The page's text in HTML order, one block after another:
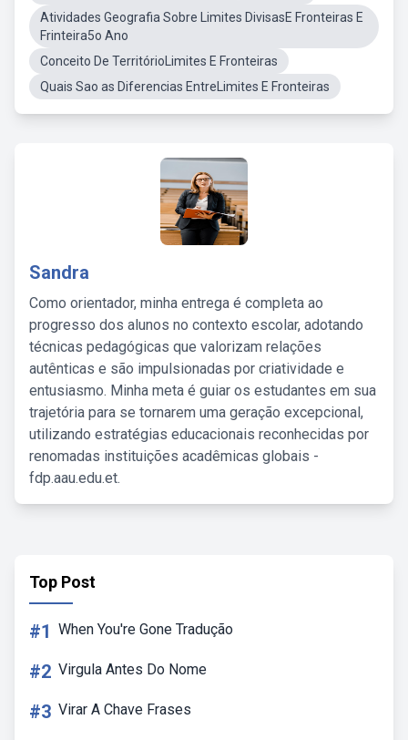
Atividades Geografia Sobre Limites DivisasE Fronteiras E
Frinteira5o Ano
Conceito De TerritórioLimites E Fronteiras
Quais Sao as Diferencias EntreLimites E Fronteiras
Sandra
Como orientador, minha entrega é completa ao
progresso dos alunos no contexto escolar, adotando
técnicas pedagógicas que valorizam relações
autênticas e são impulsionadas por criatividade e
entusiasmo. Minha meta é guiar os estudantes em sua
trajetória para se tornarem uma geração excepcional,
utilizando estratégias educacionais reconhecidas por
renomadas instituições acadêmicas globais -
fdp.aau.edu.et.
Top Post
#1 When You're Gone Tradução
#2 Virgula Antes Do Nome
#3 Virar A Chave Frases